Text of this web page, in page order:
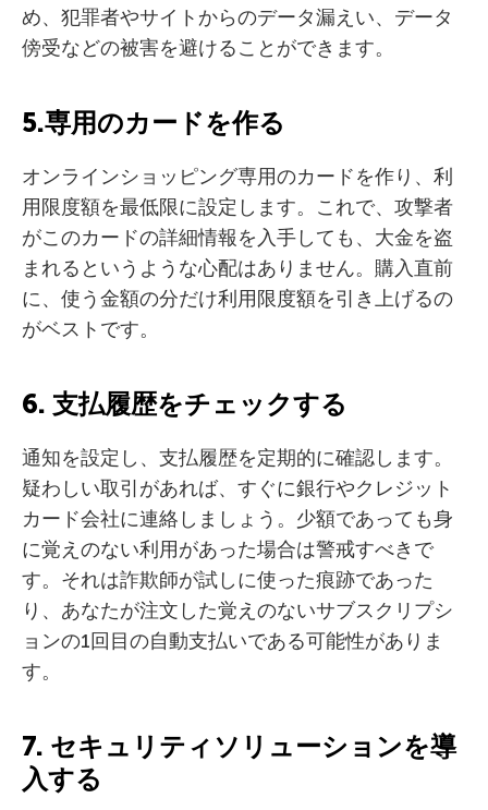
め、犯罪者やサイトからのデータ漏えい、データ
傍受などの被害を避けることができます。
5.専用のカードを作る
オンラインショッピング専用のカードを作り、利
用限度額を最低限に設定します。これで、攻撃者
がこのカードの詳細情報を入手しても、大金を盗
まれるというような心配はありません。購入直前
に、使う金額の分だけ利用限度額を引き上げるの
がベストです。
6. 支払履歴をチェックする
通知を設定し、支払履歴を定期的に確認します。
疑わしい取引があれば、すぐに銀行やクレジット
カード会社に連絡しましょう。少額であっても身
に覚えのない利用があった場合は警戒すべきで
す。それは詐欺師が試しに使った痕跡であった
り、あなたが注文した覚えのないサブスクリプシ
ョンの1回目の自動支払いである可能性がありま
す。
7. セキュリティソリューションを導
入する